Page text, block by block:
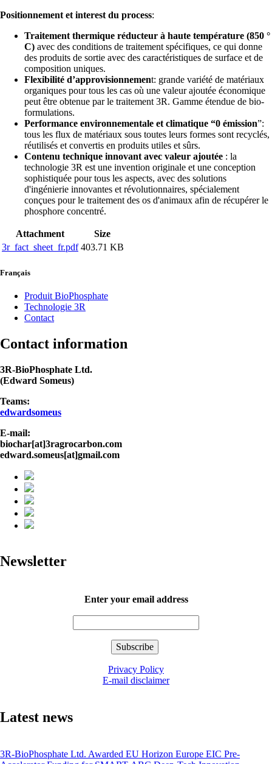
Positionnement et interest du process:
Traitement thermique réducteur à haute température (850 °
C) avec des conditions de traitement spécifiques, ce qui donne
des produits de sortie avec des caractéristiques de surface et de
composition uniques.
Flexibilité d’approvisionnement: grande variété de matériaux
organiques pour tous les cas où une valeur ajoutée économique
peut être obtenue par le traitement 3R. Gamme étendue de bio-
formulations.
Performance environnementale et climatique “0 émission”:
tous les flux de matériaux sous toutes leurs formes sont recyclés,
réutilisés et convertis en produits utiles et sûrs.
Contenu technique innovant avec valeur ajoutée : la
technologie 3R est une invention originale et une conception
sophistiquée pour tous les aspects, avec des solutions
d'ingénierie innovantes et révolutionnaires, spécialement
conçues pour le traitement des os d'animaux afin de récupérer le
phosphore concentré.
Attachment
Size
3r_fact_sheet_fr.pdf 403.71 KB
Français
Produit BioPhosphate
Technologie 3R
Contact
Contact information
3R-BioPhosphate Ltd.
(Edward Someus)
Teams:
edwardsomeus
E-mail:
biochar[at]3ragrocarbon.com
edward.someus[at]gmail.com
Newsletter
Enter your email address
Privacy Policy
E-mail disclaimer
Latest news
3R-BioPhosphate Ltd. Awarded EU Horizon Europe EIC Pre-